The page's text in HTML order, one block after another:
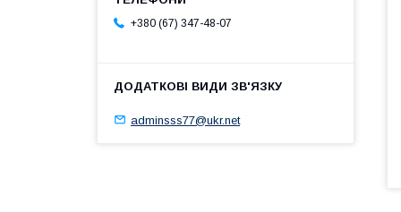
+380 (67) 347-48-07
adminsss77@ukr.net